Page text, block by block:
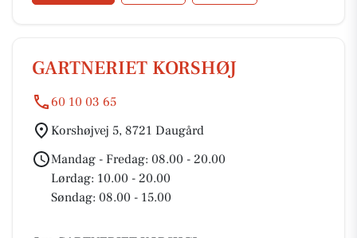
GARTNERIET KORSHØJ
60 10 03 65
Korshøjvej 5, 8721 Daugård
Mandag - Fredag: 08.00 - 20.00
Lørdag: 10.00 - 20.00
Søndag: 08.00 - 15.00